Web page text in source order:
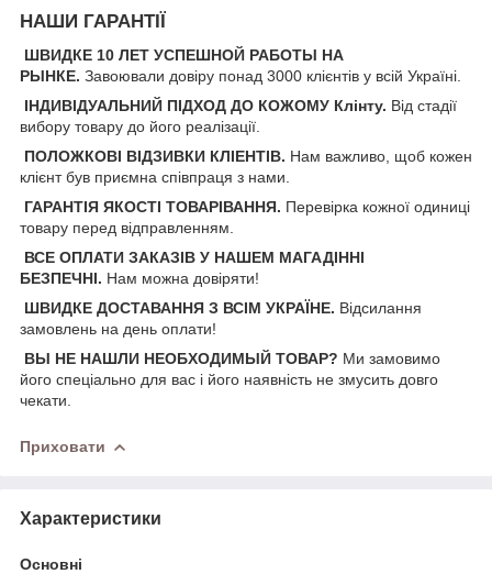
НАШИ ГАРАНТІЇ
ШВИДКЕ 10 ЛЕТ УСПЕШНОЙ РАБОТЫ НА
РЫНКЕ. Завоювали довіру понад 3000 клієнтів у всій Україні.
ІНДИВІДУАЛЬНИЙ ПІДХОД ДО КОЖОМУ Клінту. Від стадії
вибору товару до його реалізації.
ПОЛОЖКОВІ ВІДЗИВКИ КЛІЕНТІВ. Нам важливо, щоб кожен
клієнт був приємна співпраця з нами.
ГАРАНТІЯ ЯКОСТІ ТОВАРІВАННЯ. Перевірка кожної одиниці
товару перед відправленням.
ВСЕ ОПЛАТИ ЗАКАЗІВ У НАШЕМ МАГАДІННІ
БЕЗПЕЧНІ. Нам можна довіряти!
ШВИДКЕ ДОСТАВАННЯ З ВСІМ УКРАЇНЕ. Відсилання
замовлень на день оплати!
ВЫ НЕ НАШЛИ НЕОБХОДИМЫЙ ТОВАР? Ми замовимо
його спеціально для вас і його наявність не змусить довго
чекати.
Приховати
Характеристики
Основні